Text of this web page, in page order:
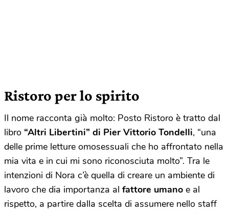
Ristoro per lo spirito
Il nome racconta già molto: Posto Ristoro è tratto dal
libro “Altri Libertini” di Pier Vittorio Tondelli, “una
delle prime letture omosessuali che ho affrontato nella
mia vita e in cui mi sono riconosciuta molto”. Tra le
intenzioni di Nora c’è quella di creare un ambiente di
lavoro che dia importanza al fattore umano e al
rispetto, a partire dalla scelta di assumere nello staff